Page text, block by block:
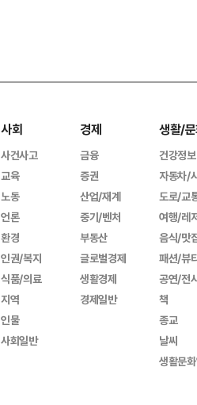
사회
사건사고
교육
노동
언론
환경
인권/복지
식품/의료
지역
인물
사회일반
경제
금융
증권
산업/재계
중기/벤처
부동산
글로벌경제
생활경제
경제일반
생활/
건강정보
자동차/
도로/교
여행/레
음식/맛
패션/뷰
공연/전
책
종교
날씨
생활문